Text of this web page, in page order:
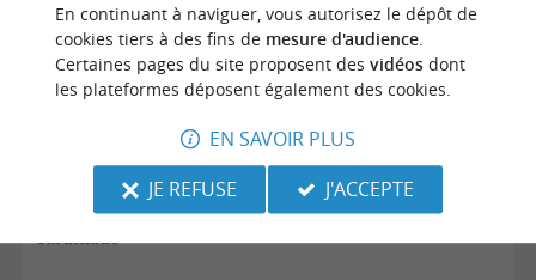
Sardinade
En continuant à naviguer, vous autorisez le dépôt de
cookies tiers à des fins de mesure d'audience.
Certaines pages du site proposent des vidéosdont
les plateformes déposent également des cookies.
EN SAVOIR PLUS
JE REFUSE
J'ACCEPTE